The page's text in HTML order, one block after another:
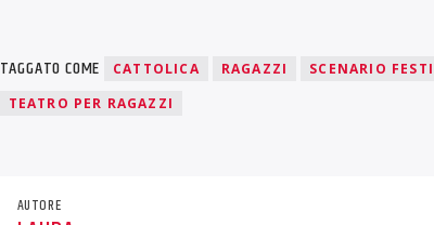
TAGGATO COME CATTOLICA RAGAZZI SCENARIO
TEATRO PER RAGAZZI
AUTORE